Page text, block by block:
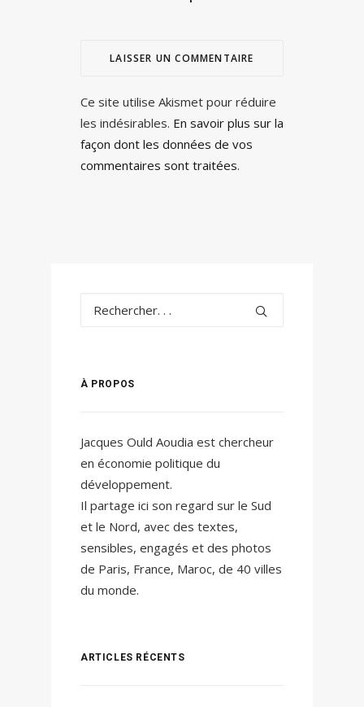
Ce site utilise Akismet pour réduire
les indésirables. En savoir plus sur la
façon dont les données de vos
commentaires sont traitées.
À PROPOS
Jacques Ould Aoudia est chercheur
en économie politique du
développement.
Il partage ici son regard sur le Sud
et le Nord, avec des textes,
sensibles, engagés et des photos
de Paris, France, Maroc, de 40 villes
du monde.
ARTICLES RÉCENTS